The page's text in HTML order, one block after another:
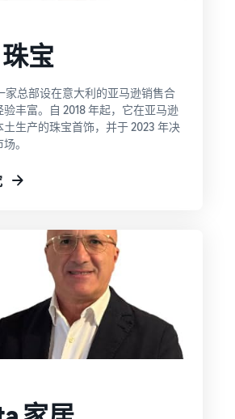
宝
家总部设在意大利的亚马逊销售合
丰富。自 2018 年起，它在亚马逊
生产的珠宝首饰，并于 2023 年决
。